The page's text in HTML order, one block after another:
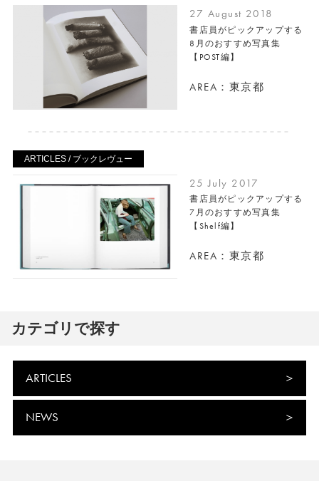
27 August 2018
書店員がピックアップする
8月のおすすめ写真集
【POST編】
AREA：東京都
ARTICLES / ブックレヴュー
25 July 2017
書店員がピックアップする
7月のおすすめ写真集
【Shelf編】
AREA：東京都
カテゴリで探す
ARTICLES
NEWS